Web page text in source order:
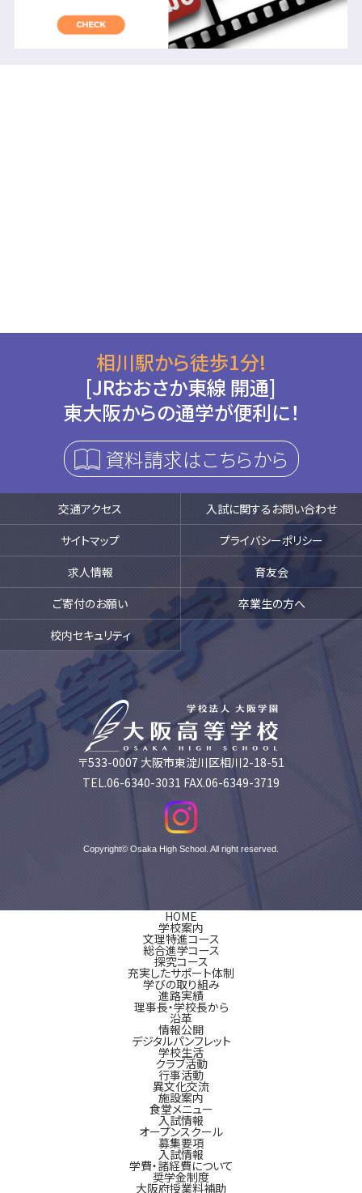
相川駅から徒歩1分!
[JRおおさか東線 開通]
東大阪からの通学が便利に！
資料請求はこちらから
交通アクセス
入試に関するお問い合わせ
サイトマップ
プライバシーポリシー
求人情報
育友会
ご寄付のお願い
卒業生の方へ
校内セキュリティ
〒533-0007 大阪市東淀川区相川2-18-51
TEL.06-6340-3031 FAX.06-6349-3719
Copyright© Osaka High School. All right reserved.
HOME
学校案内
文理特進コース
総合進学コース
探究コース
充実したサポート体制
学びの取り組み
進路実績
理事長・学校長から
沿革
情報公開
デジタルパンフレット
学校生活
クラブ活動
行事活動
異文化交流
施設案内
食堂メニュー
入試情報
オープンスクール
募集要項
入試情報
学費・諸経費について
奨学金制度
大阪府授業料補助